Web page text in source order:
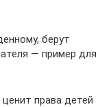
берут
— пример для
права детей